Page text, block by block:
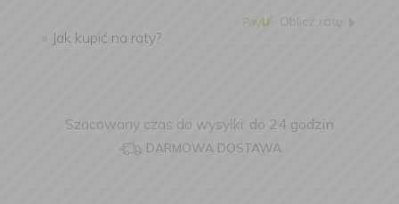
» Jak kupić na raty?
Szacowany czas do wysyłki: do 24 godzin
DARMOWA DOSTAWA